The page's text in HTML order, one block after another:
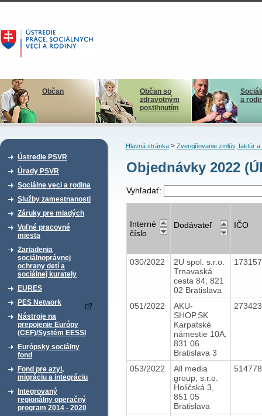
Občan
Občan so
zdravotným
postihnutím
a
Ústredie PSVR
Úrady PSVR
Sociálne veci a rodina
Služby zamestnanosti
Záruky pre mladých
Voľné pracovné
miesta
Zariadenia
sociálnoprávnej
ochrany detí a
sociálnej kurately
EURES
PES Network
Nástroje na
prepojenie Európy
(CEF)/Systém EESSI
Európsky sociálny
fond
Fond pre azyl,
migráciu a integráciu
Integrovaný
regionálny operačný
program 2014 - 2020
Hlavná stránka> Zverejňovanie zmlúv, faktúr a
Objednávky 2022
Vyhľadať:
Interné
číslo
Dodávateľ IČO
030/2022
2U spol. s.r.o.
Trnavaská
cesta 84, 821
02 Bratislava
051/2022
AKU-
SHOP.SK
Karpatské
námestie 10A,
831 06
Bratislava 3
053/2022
All media
group, s.r.o.
Holičská 3,
851 05
Bratislava